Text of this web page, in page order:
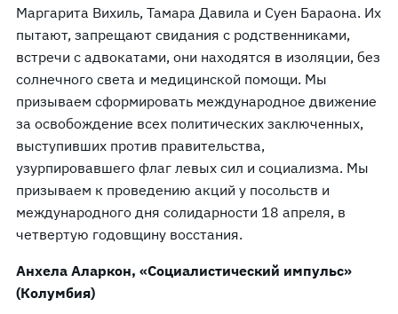
Маргарита Вихиль, Тамара Давила и Суен Бараона. Их
пытают, запрещают свидания с родственниками,
встречи с адвокатами, они находятся в изоляции, без
солнечного света и медицинской помощи. Мы
призываем сформировать международное движение
за освобождение всех политических заключенных,
выступивших против правительства,
узурпировавшего флаг левых сил и социализма. Мы
призываем к проведению акций у посольств и
международного дня солидарности 18 апреля, в
четвертую годовщину восстания.
Анхела Аларкон, «Социалистический импульс»
(Колумбия)